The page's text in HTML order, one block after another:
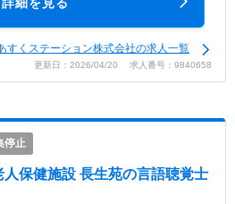
すくステーション株式会社の求人一覧
更新日：2026/04/20 求人番号：9840658
停止
人保健施設 長生苑の言語聴覚士